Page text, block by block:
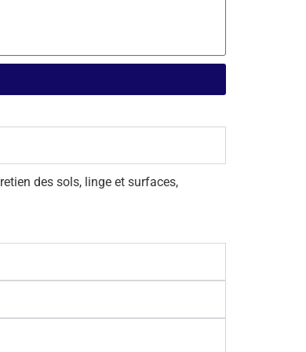
Compatibles avec le distributeur
hygiénique du marché
des sols, linge et surfaces,